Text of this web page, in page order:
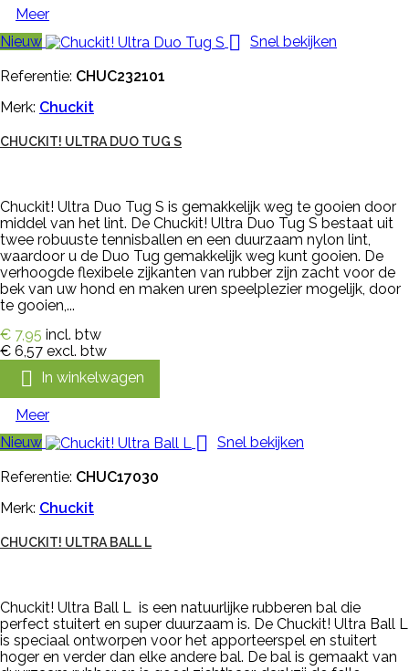
Meer
Nieuw
 Snel bekijken
Referentie: CHUC232101
Merk: Chuckit
CHUCKIT! ULTRA DUO TUG S
Chuckit! Ultra Duo Tug S is gemakkelijk weg te gooien door
middel van het lint. De Chuckit! Ultra Duo Tug S bestaat uit
twee robuuste tennisballen en een duurzaam nylon lint,
waardoor u de Duo Tug gemakkelijk weg kunt gooien. De
verhoogde flexibele zijkanten van rubber zijn zacht voor de
bek van uw hond en maken uren speelplezier mogelijk, door
te gooien,...
€ 7,95 incl. btw
€ 6,57 excl. btw
 In winkelwagen
Meer
Nieuw
 Snel bekijken
Referentie: CHUC17030
Merk: Chuckit
CHUCKIT! ULTRA BALL L
Chuckit! Ultra Ball L is een natuurlijke rubberen bal die
perfect stuitert en super duurzaam is. De Chuckit! Ultra Ball L
is speciaal ontworpen voor het apporteerspel en stuitert
hoger en verder dan elke andere bal. De bal is gemaakt van